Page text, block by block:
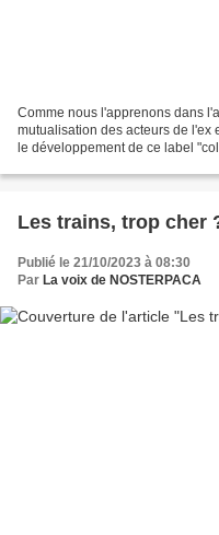
Comme nous l'apprenons dans
mutualisation des acteurs de l'ex
le développement de ce label
Les trains, trop cher
Publié le 21/10/2023 à 08:30
Par La voix de NOSTERPACA